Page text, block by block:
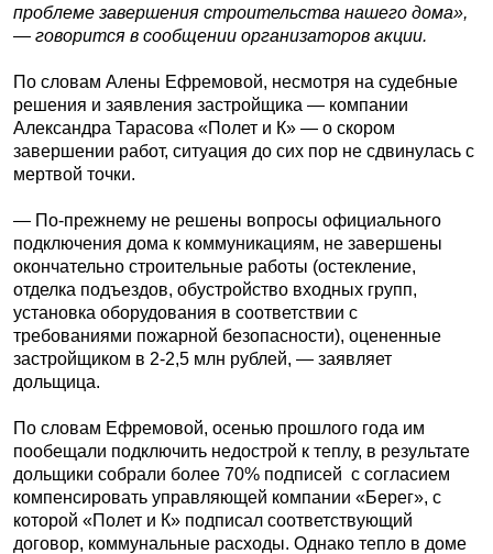
проблеме завершения строительства нашего дома»,
— говорится в сообщении организаторов акции.
По словам Алены Ефремовой, несмотря на судебные
решения и заявления застройщика — компании
Александра Тарасова «Полет и К» — о скором
завершении работ, ситуация до сих пор не сдвинулась с
мертвой точки.
— По-прежнему не решены вопросы официального
подключения дома к коммуникациям, не завершены
окончательно строительные работы (остекление,
отделка подъездов, обустройство входных групп,
установка оборудования в соответствии с
требованиями пожарной безопасности), оцененные
застройщиком в 2-2,5 млн рублей, — заявляет
дольщица.
По словам Ефремовой, осенью прошлого года им
пообещали подключить недострой к теплу, в результате
дольщики собрали более 70% подписей с согласием
компенсировать управляющей компании «Берег», с
которой «Полет и К» подписал соответствующий
договор, коммунальные расходы. Однако тепло в доме